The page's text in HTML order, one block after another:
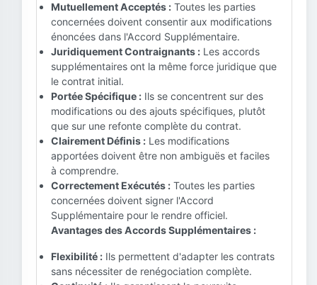
Mutuellement Acceptés : Toutes les parties
concernées doivent consentir aux modifications
énoncées dans l'Accord Supplémentaire.
Juridiquement Contraignants : Les accords
supplémentaires ont la même force juridique que
le contrat initial.
Portée Spécifique : Ils se concentrent sur des
modifications ou des ajouts spécifiques, plutôt
que sur une refonte complète du contrat.
Clairement Définis : Les modifications
apportées doivent être non ambiguës et faciles
à comprendre.
Correctement Exécutés : Toutes les parties
concernées doivent signer l'Accord
Supplémentaire pour le rendre officiel.
Avantages des Accords Supplémentaires :
Flexibilité : Ils permettent d'adapter les contrats
sans nécessiter de renégociation complète.